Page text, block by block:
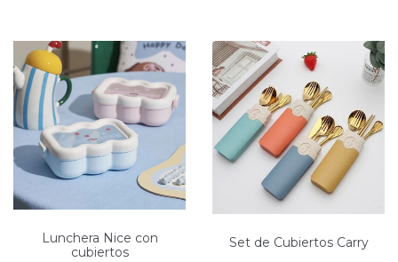
Lunchera Nice con
cubiertos
Set de Cubiertos Carry